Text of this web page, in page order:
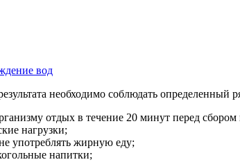
вод
необходимо соблюдать определенный
отдых в течение 20 минут перед сбором
нагрузки;
употреблять жирную еду;
напитки;